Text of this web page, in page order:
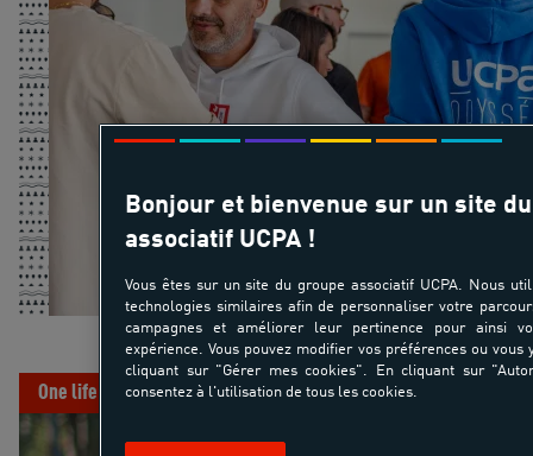
DÉCOUVRIR NOS
One life
Bonjour et bienvenue sur un site
associatif UCPA !
Vous êtes sur un site du groupe associatif UCPA. Nous
technologies similaires afin de personnaliser votre
campagnes et améliorer leur pertinence pour ainsi
expérience. Vous pouvez modifier vos préférences ou
cliquant sur "Gérer mes cookies". En cliquant sur
consentez à l'utilisation de tous les cookies.